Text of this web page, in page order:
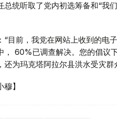
总统听取了党内初选筹备和“我
“目前，我党在网站上收到的电
， 60%已调查解决。您的倡议
还为玛克塔阿拉尔县洪水受灾
穆】